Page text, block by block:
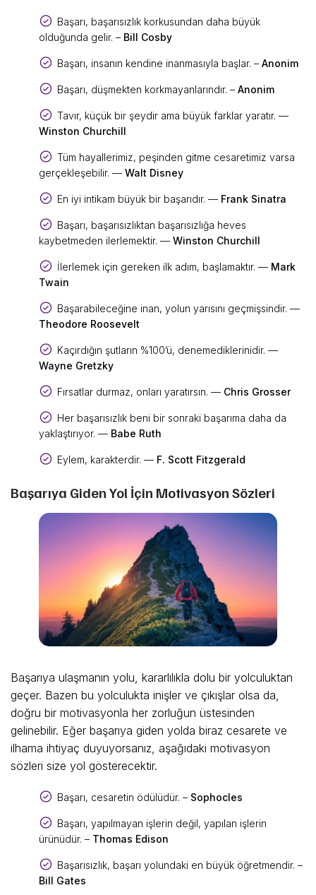
Başarı, başarısızlık korkusundan daha büyük
olduğunda gelir. – Bill Cosby
Başarı, insanın kendine inanmasıyla başlar. – Anonim
Başarı, düşmekten korkmayanlarındır. – Anonim
Tavır, küçük bir şeydir ama büyük farklar yaratır. —
Winston Churchill
Tüm hayallerimiz, peşinden gitme cesaretimiz varsa
gerçekleşebilir. — Walt Disney
En iyi intikam büyük bir başarıdır. — Frank Sinatra
Başarı, başarısızlıktan başarısızlığa heves
kaybetmeden ilerlemektir. — Winston Churchill
İlerlemek için gereken ilk adım, başlamaktır. — Mark
Twain
Başarabileceğine inan, yolun yarısını geçmişsindir. —
Theodore Roosevelt
Kaçırdığın şutların %100’ü, denemediklerinidir. —
Wayne Gretzky
Fırsatlar durmaz, onları yaratırsın. — Chris Grosser
Her başarısızlık beni bir sonraki başarıma daha da
yaklaştırıyor. — Babe Ruth
Eylem, karakterdir. — F. Scott Fitzgerald
Başarıya Giden Yol İçin Motivasyon Sözleri
Başarıya ulaşmanın yolu, kararlılıkla dolu bir yolculuktan
geçer. Bazen bu yolculukta inişler ve çıkışlar olsa da,
doğru bir motivasyonla her zorluğun üstesinden
gelinebilir. Eğer başarıya giden yolda biraz cesarete ve
ilhama ihtiyaç duyuyorsanız, aşağıdaki motivasyon
sözleri size yol gösterecektir.
Başarı, cesaretin ödülüdür. – Sophocles
Başarı, yapılmayan işlerin değil, yapılan işlerin
ürünüdür. – Thomas Edison
Başarısızlık, başarı yolundaki en büyük öğretmendir. –
Bill Gates